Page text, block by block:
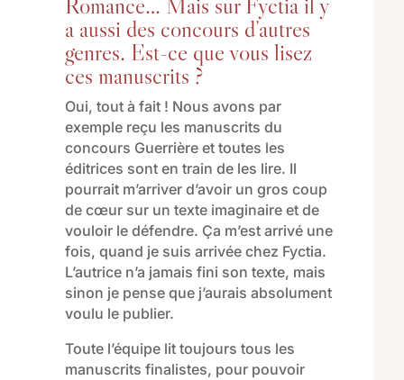
Romance… Mais sur Fyctia il y
a aussi des concours d’autres
genres. Est-ce que vous lisez
ces manuscrits ?
Oui, tout à fait ! Nous avons par
exemple reçu les manuscrits du
concours Guerrière et toutes les
éditrices sont en train de les lire. Il
pourrait m’arriver d’avoir un gros coup
de cœur sur un texte imaginaire et de
vouloir le défendre. Ça m’est arrivé une
fois, quand je suis arrivée chez Fyctia.
L’autrice n’a jamais fini son texte, mais
sinon je pense que j’aurais absolument
voulu le publier.
Toute l’équipe lit toujours tous les
manuscrits finalistes, pour pouvoir